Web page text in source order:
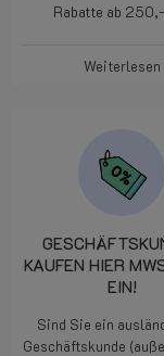
Rabatte ab
Weiterlesen
KAUFEN HIER
EIN!
Sind Sie ein
Geschäftskunde